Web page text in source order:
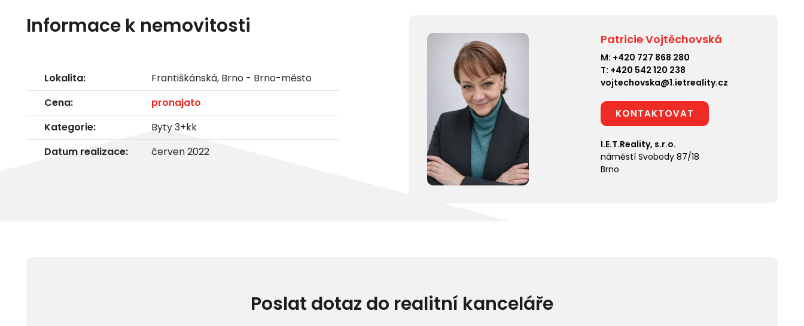
Informace k nemovitosti
Lokalita:
Františkánská, Brno - Brno-město
Cena:
pronajato
Kategorie:
Byty 3+kk
Datum realizace:
červen 2022
Patricie Vojtěchovská
M: +420 727 868 280
T: +420 542 120 238
vojtechovska@1.ietreality.cz
KONTAKTOVAT
I.E.T.Reality, s.r.o.
náměstí Svobody 87/18
Brno
Poslat dotaz do realitní kanceláře